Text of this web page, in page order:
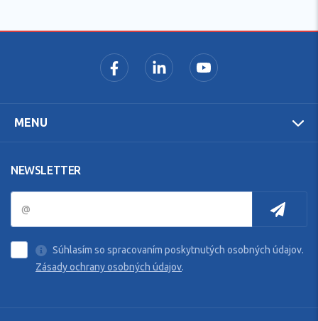
MENU
NEWSLETTER
Súhlasím so spracovaním poskytnutých osobných údajov.
Zásady ochrany osobných údajov.